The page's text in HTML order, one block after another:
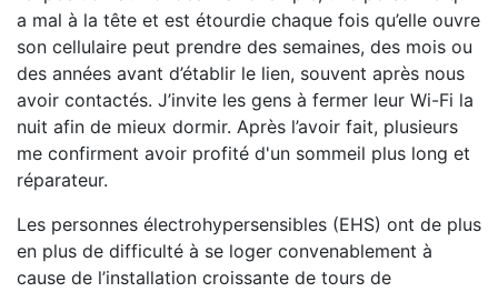
a mal à la tête et est étourdie chaque fois qu’elle ouvre
son cellulaire peut prendre des semaines, des mois ou
des années avant d’établir le lien, souvent après nous
avoir contactés. J’invite les gens à fermer leur Wi-Fi la
nuit afin de mieux dormir. Après l’avoir fait, plusieurs
me confirment avoir profité d'un sommeil plus long et
réparateur.
Les personnes électrohypersensibles (EHS) ont de plus
en plus de difficulté à se loger convenablement à
cause de l’installation croissante de tours de